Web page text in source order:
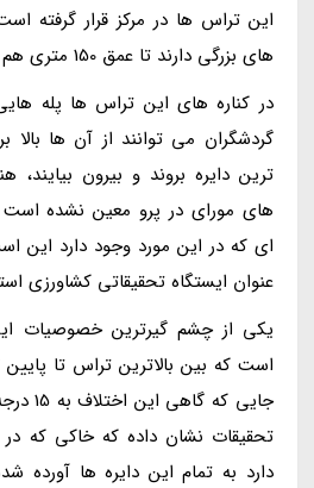
این تراس ها در مرکز قرار گرفته
های بزرگی دارند تا عمق 150 متری هم به داخل فرو رفته اند!
در کناره های این تراس ها پله
گردشگران می توانند از آن ها بالا
ترین دایره بروند و بیرون
های مورای در پرو معین نشده است
ای که در این مورد وجود دارد این
عنوان ایستگاه تحقیقاتی کشاورزی
یکی از چشم گیرترین خصوصیات
است که بین بالاترین تراس تا
جایی که
تحقیقات نشان داده که خاکی که در
دارد به تمام این دایره ها آورده